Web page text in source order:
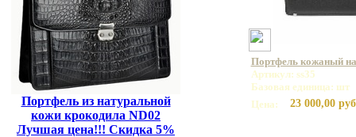
Портфель из натуральной
кожи крокодила ND02
Лучшая цена!!! Скидка 5%
Портфель кожаный на
Артикул: ss35
Базовая единица: шт
Цена:
23 000,00